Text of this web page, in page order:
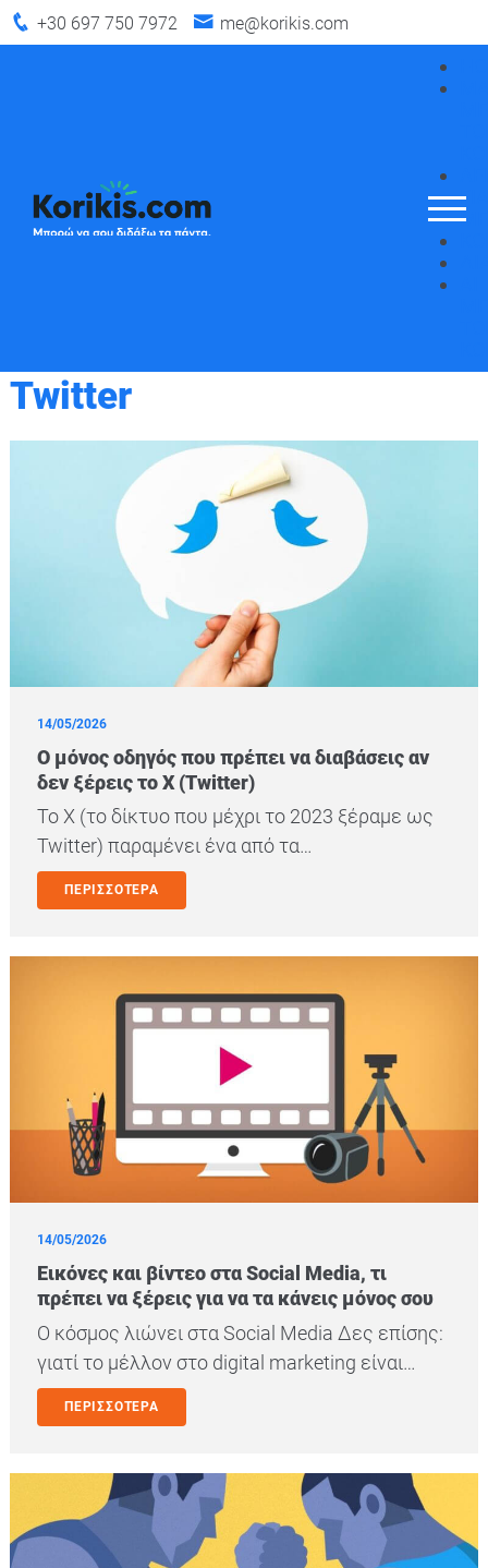
+30 697 750 7972 me@korikis.com
Twitter
14/05/2026
Ο μόνος οδηγός που πρέπει να διαβάσεις αν
δεν ξέρεις το X (Twitter)
Το X (το δίκτυο που μέχρι το 2023 ξέραμε ως
Twitter) παραμένει ένα από τα…
ΠΕΡΙΣΣΟΤΕΡΑ
14/05/2026
Εικόνες και βίντεο στα Social Media, τι
πρέπει να ξέρεις για να τα κάνεις μόνος σου
Ο κόσμος λιώνει στα Social Media Δες επίσης:
γιατί το μέλλον στο digital marketing είναι…
ΠΕΡΙΣΣΟΤΕΡΑ